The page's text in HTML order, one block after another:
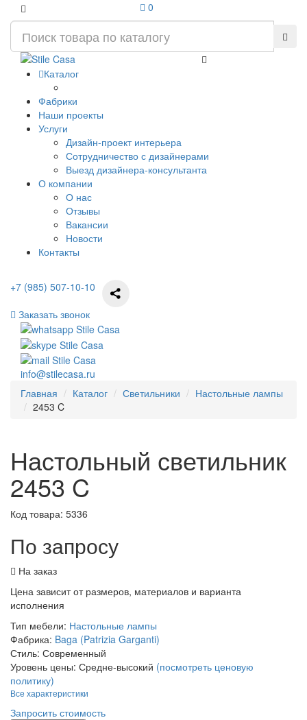
0
Каталог
Фабрики
Наши проекты
Услуги
Дизайн-проект интерьера
Сотрудничество с дизайнерами
Выезд дизайнера-консультанта
О компании
О нас
Отзывы
Вакансии
Новости
Контакты
+7 (985) 507-10-10
Заказать звонок
info@stilecasa.ru
Главная
Каталог Светильники
Настольные лампы
2453 C
Настольный светильник
2453 C
Код товара: 5336
По запросу
На заказ
Цена зависит от размеров, материалов и варианта
исполнения
Тип мебели: Настольные лампы
Фабрика: Baga (Patrizia Garganti)
Стиль: Современный
Уровень цены: Средне-высокий (посмотреть ценовую
политику)
Все характеристики
Запросить стоимость